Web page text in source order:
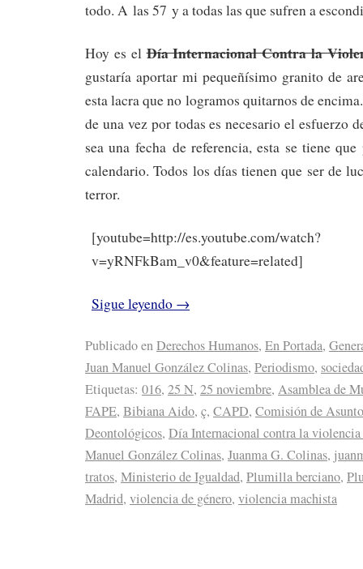
todo. A las 57 y a todas las que sufren a
Hoy es elDía Internacional Contra la
gustaría aportar mi pequeñísimo granito de
esta lacra que no logramos quitarnos de
de una vez por todas es necesario el esfuerzo
sea una fecha de referencia, esta se tiene
calendario. Todos los días tienen que ser de
terror.
[youtube=http://es.youtube.com/watch?
v=yRNFkBam_v0&feature=related]
Sigue leyendo →
Publicado enDerechos Humanos, En Portada,
Juan Manuel González Colinas, Periodismo,
Etiquetas: 016, 25 N, 25 noviembre, Asamblea de
FAPE, Bibiana Aido, ç, CAPD, Comisión de
Deontológicos, Día Internacional contra la violencia
Manuel González Colinas, Juanma G. Colinas,
tratos, Ministerio de Igualdad, Plumilla berciano,
Madrid, violencia de género, violencia machista